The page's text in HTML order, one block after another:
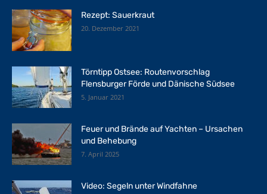
Rezept: Sauerkraut
20. Dezember 2021
Törntipp Ostsee: Routenvorschlag
Flensburger Förde und Dänische Südsee
5. Januar 2021
Feuer und Brände auf Yachten – Ursachen
und Behebung
7. April 2025
Video: Segeln unter Windfahne